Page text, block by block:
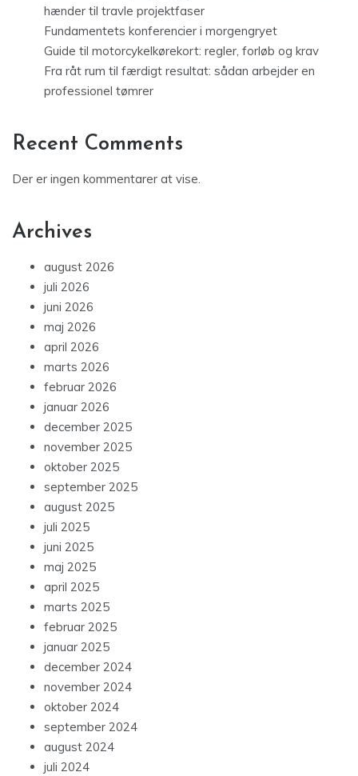
hænder til travle projektfaser
Fundamentets konferencier i morgengryet
Guide til motorcykelkørekort: regler, forløb og krav
Fra råt rum til færdigt resultat: sådan arbejder en
professionel tømrer
Recent Comments
Der er ingen kommentarer at vise.
Archives
august 2026
juli 2026
juni 2026
maj 2026
april 2026
marts 2026
februar 2026
januar 2026
december 2025
november 2025
oktober 2025
september 2025
august 2025
juli 2025
juni 2025
maj 2025
april 2025
marts 2025
februar 2025
januar 2025
december 2024
november 2024
oktober 2024
september 2024
august 2024
juli 2024